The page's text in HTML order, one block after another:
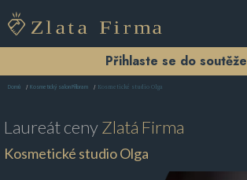
Přihlaste se do soutěže
Domů Kosmetický salon Příbram Kosmetické studio Olga
Laureát cenyZlatá Firma
Kosmetické studio Olga